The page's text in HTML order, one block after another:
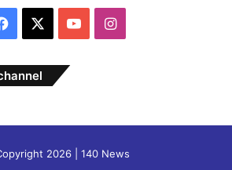
Facebook YouTubeInstagram
2026 | 140 News